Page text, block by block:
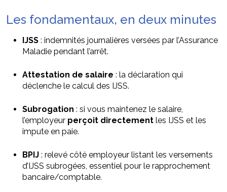
Les fondamentaux, en deux minutes
IJSS : indemnités journalières versées par l’Assurance
Maladie pendant l’arrêt.
Attestation de salaire : la déclaration qui
déclenche le calcul des IJSS.
Subrogation : si vous maintenez le salaire,
l’employeur perçoit directement les IJSS et les
impute en paie.
BPIJ : relevé côté employeur listant les versements
d’IJSS subrogées, essentiel pour le rapprochement
bancaire/comptable.